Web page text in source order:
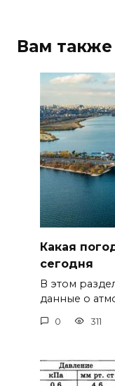
Вам
Какая
сегодня
В этом
данные о
0 311